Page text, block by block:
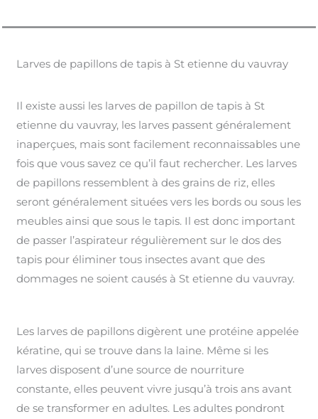
Larves de papillons de tapis à St etienne du vauvray
Il existe aussi les larves de papillon de tapis à St
etienne du vauvray, les larves passent généralement
inaperçues, mais sont facilement reconnaissables une
fois que vous savez ce qu’il faut rechercher. Les larves
de papillons ressemblent à des grains de riz, elles
seront généralement situées vers les bords ou sous les
meubles ainsi que sous le tapis. Il est donc important
de passer l’aspirateur régulièrement sur le dos des
tapis pour éliminer tous insectes avant que des
dommages ne soient causés à St etienne du vauvray.
Les larves de papillons digèrent une protéine appelée
kératine, qui se trouve dans la laine. Même si les
larves disposent d’une source de nourriture
constante, elles peuvent vivre jusqu’à trois ans avant
de se transformer en adultes. Les adultes pondront